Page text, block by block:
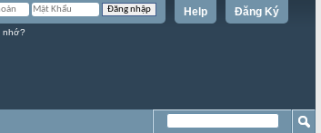
Đăng Ký
Help
nhớ?